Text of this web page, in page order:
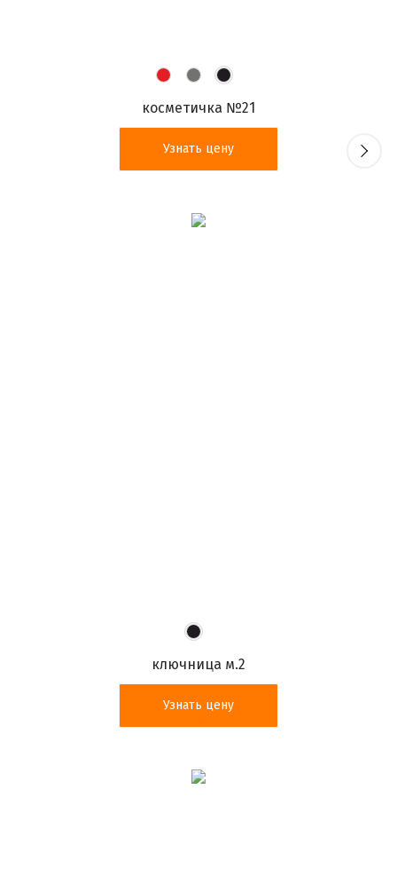
косметичка №21
Узнать цену
ключница м.2
Узнать цену